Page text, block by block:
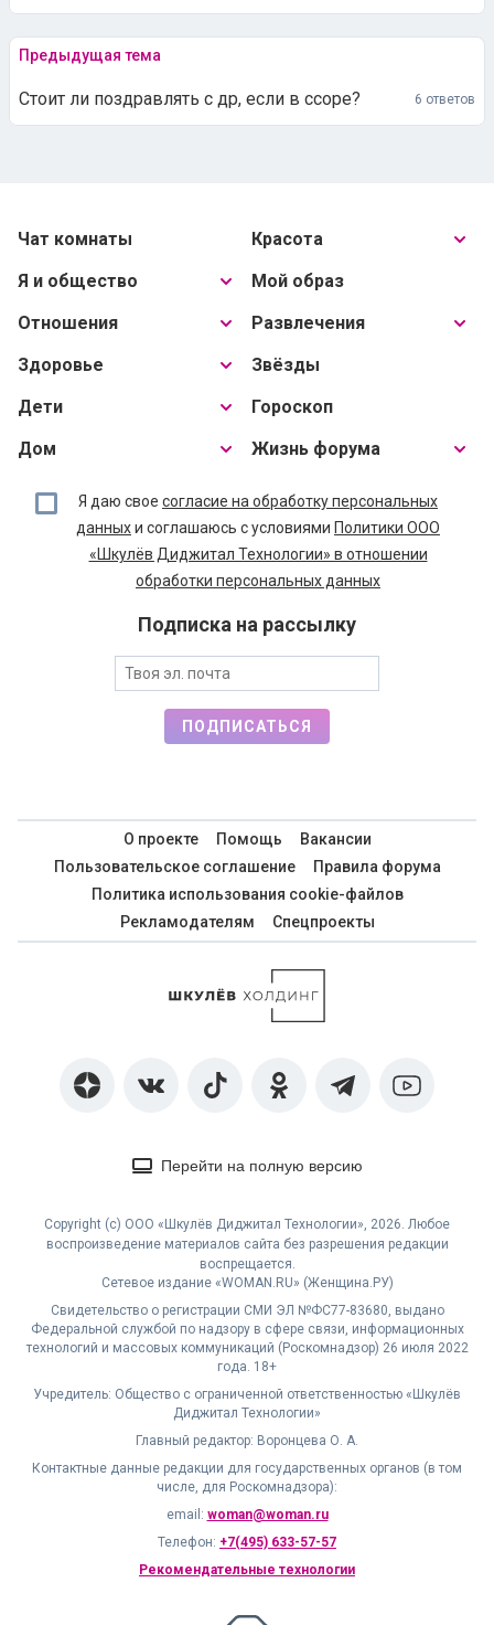
Предыдущая тема
Стоит ли поздравлять с др, если в ссоре? 6 ответов
Чат комнаты
Я и общество
Отношения
Здоровье
Дети
Дом
Красота
Мой образ
Развлечения
Звёзды
Гороскоп
Жизнь форума
Я даю свое согласие на обработку персональных
данныхи соглашаюсь с условиями Политики ООО
«Шкулёв Диджитал Технологии» в отношении
обработки персональных данных
Подписка на рассылку
ПОДПИСАТЬСЯ
О проекте Помощь
Вакансии
Пользовательское соглашение
Правила форума
Политика использования cookie-файлов
Рекламодателям
Спецпроекты
Перейти на полную версию
Copyright (с) ООО «Шкулёв Диджитал Технологии», 2026. Любое
воспроизведение материалов сайта без разрешения редакции
воспрещается.
Сетевое издание «WOMAN.RU» (Женщина.РУ)
Свидетельство о регистрации СМИ ЭЛ №ФС77-83680, выдано
Федеральной службой по надзору в сфере связи, информационных
технологий и массовых коммуникаций (Роскомнадзор) 26 июля 2022
года. 18+
Учредитель: Общество с ограниченной ответственностью «Шкулёв
Диджитал Технологии»
Главный редактор: Воронцева О. А.
Контактные данные редакции для государственных органов (в том
числе, для Роскомнадзора):
email: woman@woman.ru
Телефон: +7(495) 633-57-57
Рекомендательные технологии